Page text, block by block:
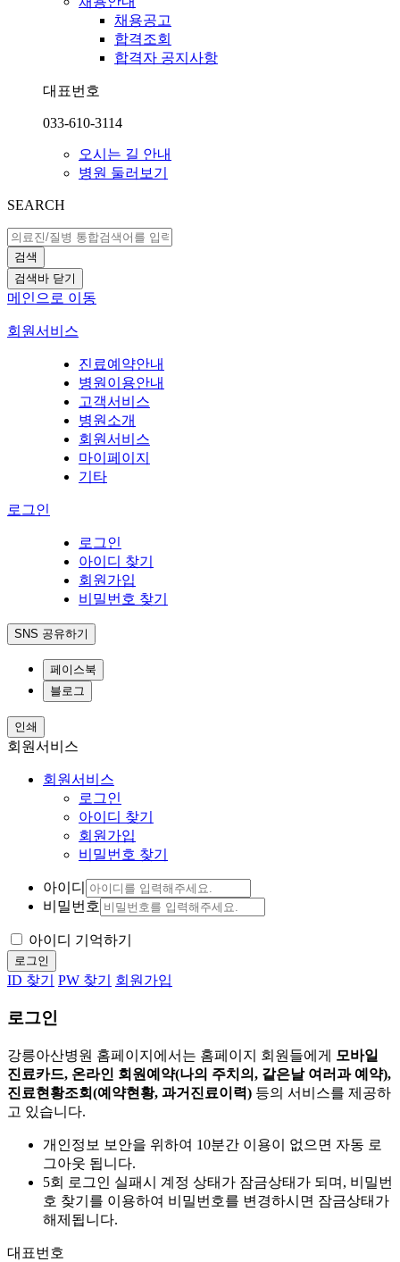
채용공고
합격조회
합격자 공지사항
대표번호
033-610-3114
오시는 길 안내
병원 둘러보기
SEARCH
검색
검색바 닫기
메인으로 이동
회원서비스
진료예약안내
병원이용안내
고객서비스
병원소개
회원서비스
마이페이지
기타
로그인
로그인
아이디 찾기
회원가입
비밀번호 찾기
SNS 공유하기
페이스북
블로그
인쇄
회원서비스
회원서비스
로그인
아이디 찾기
회원가입
비밀번호 찾기
아이디
비밀번호
아이디 기억하기
로그인
ID 찾기 PW 찾기 회원가입
로그인
강릉아산병원 홈페이지에서는 홈페이지 회원들에게 모바일
진료카드, 온라인 회원예약(나의 주치의, 같은날 여러과 예약),
진료현황조회(예약현황, 과거진료이력) 등의 서비스를 제공하
고 있습니다.
개인정보 보안을 위하여 10분간 이용이 없으면 자동 로
그아웃 됩니다.
5회 로그인 실패시 계정 상태가 잠금상태가 되며, 비밀번
호 찾기를 이용하여 비밀번호를 변경하시면 잠금상태가
해제됩니다.
대표번호